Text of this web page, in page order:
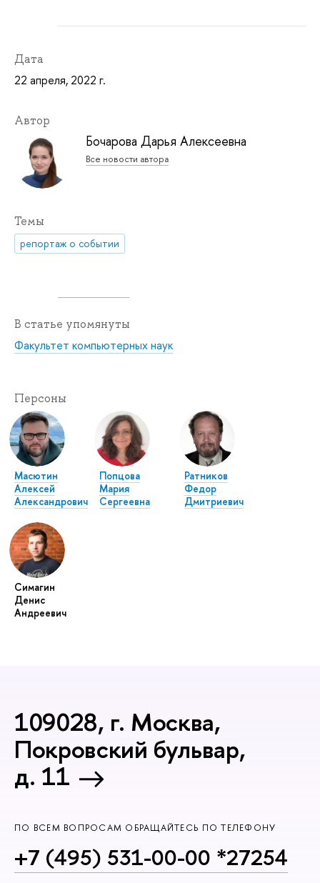
Дата
22 апреля, 2022 г.
Автор
Бочарова Дарья Алексеевна
Все новости автора
Темы
репортаж о событии
В статье упомянуты
Факультет компьютерных наук
Персоны
Масютин
Алексей
Александрович
Попцова
Мария
Сергеевна
Ратников
Федор
Дмитриевич
Симагин
Денис
Андреевич
109028, г. Москва,
Покровский бульвар,
д. 11
ПО ВСЕМ ВОПРОСАМ ОБРАЩАЙТЕСЬ ПО ТЕЛЕФОНУ
+7 (495) 531-00-00 *27254